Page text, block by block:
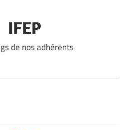
IFEP
de nos adhérents